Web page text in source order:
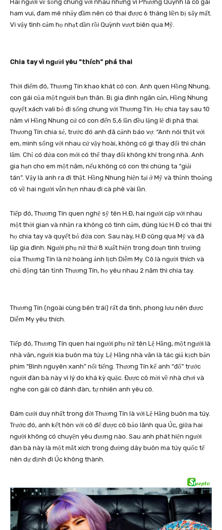
Hai người về sống chung với nhau nhưng vì Phương Quỳnh là cô gái
ham vui, đam mê nhảy đầm nên có thai được 6 tháng liền bị sẩy mất.
Vì vậy tình cảm họ nhạt dần rồi Quỳnh vượt biên qua Mỹ.
Chia tay vì người yêu “thích” phá thai
Thời điểm đó, Thương Tín khao khát có con. Anh quen Hồng Nhung,
con gái của một người bạn thân. Bị gia đình ngăn cản, Hồng Nhung
quyết xách vali bỏ đi sống chung với Thương Tín. Họ chia tay sau 10
năm vì Hồng Nhung cứ có con đến 5,6 lần đều lặng lẽ đi phá thai.
Thương Tín chia sẻ, trước đó anh đã cảnh báo vợ: “Anh nói thật với
em, mình sống với nhau cứ vậy hoài, không có gì thay đổi thì chán
lắm. Chỉ có đứa con mới có thể thay đổi không khí trong nhà. Anh
gia hạn cho em một năm, nếu không có con thì chúng ta “giải
tán”. Vậy là anh ra đi thật. Hồng Nhung hiện tại ở Mỹ và thỉnh thoảng
cô về hai người vẫn hẹn nhau đi cà phê vài lần.
Tiếp đó, Thương Tín quen nghệ sỹ tên H.Đ, hai người cặp với nhau
một thời gian và nhận ra không có tình cảm, đúng lúc H.Đ có thai thì
họ chia tay và quyết bỏ đứa con. Sau này, H.Đ cũng qua Mỹ và đã
lập gia đình. Người phụ nữ thứ 8 xuất hiện trong đoạn tình trường
của Thương Tín là nữ hoàng ảnh lịch Diễm My. Cô là người thích và
chủ động tán tỉnh Thương Tín, họ yêu nhau 2 năm thì chia tay.
Thương Tín (ngoài cùng bên trái) rất đa tình, phong lưu nên được
Diễm My yêu thích.
Tiếp đó, Thương Tín quen hai người phụ nữ tên Lệ Hằng, một người là
nhà văn, người kia buôn ma túy. Lệ Hằng nhà văn là tác giả kịch bản
phim “Bình nguyên xanh” nổi tiếng. Thương Tín kể anh “đổ” trước
người đàn bà này vì lý do khá kỳ quặc. Được cô mời về nhà chơi và
nghe con gái cô đánh đàn, tự nhiên anh yêu cô.
Đám cưới duy nhất trong đời Thương Tín là với Lệ Hằng buôn ma túy.
Trước đó, anh kết hôn với cô để được cô bảo lãnh qua Úc, giữa hai
người không có chuyện yêu đương nào. Sau anh phát hiện người
đàn bà này là một mắt xích trong đường dây buôn ma túy quốc tế
nên dự định đi Úc không thành.